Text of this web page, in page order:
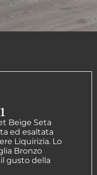
Beige Seta
ed esaltata
Liquirizia. Lo
Bronzo
gusto della